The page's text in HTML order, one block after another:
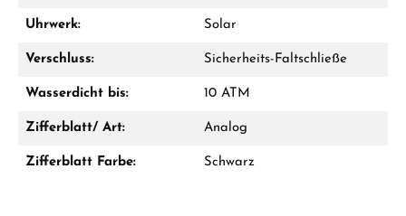
Geschenk im Warenkorb.
GESCHENKE ANSEHEN
Uhrwerk: Solar
Verschluss: Sicherheits-Faltschließe
Wasserdicht bis: 10 ATM
Zifferblatt/ Art: Analog
Zifferblatt Farbe: Schwarz